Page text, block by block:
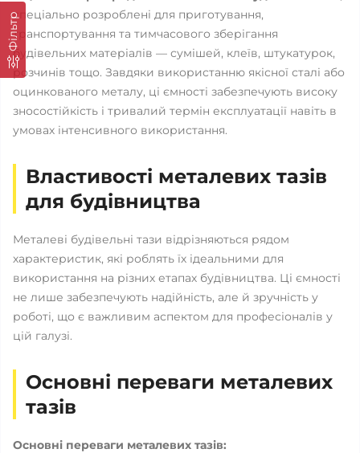
Фільтрспеціально розроблені для приготування,
транспортування та тимчасового зберігання
будівельних матеріалів — сумішей, клеїв, штукатурок,
розчинів тощо. Завдяки використанню якісної сталі або
оцинкованого металу, ці ємності забезпечують високу
зносостійкість і тривалий термін експлуатації навіть в
умовах інтенсивного використання.
Властивості металевих тазів
для будівництва
Металеві будівельні тази відрізняються рядом
характеристик, які роблять їх ідеальними для
використання на різних етапах будівництва. Ці ємності
не лише забезпечують надійність, але й зручність у
роботі, що є важливим аспектом для професіоналів у
цій галузі.
Основні переваги металевих
тазів
Основні переваги металевих тазів: